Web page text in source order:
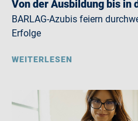
Von der Ausbildung bis in
BARLAG-Azubis feiern
Erfolge
WEITERLESEN